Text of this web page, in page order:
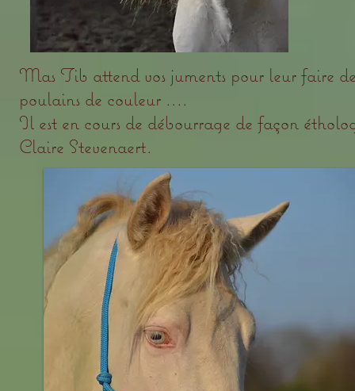
Mas Tib attend vos juments pour leur faire
poulains de couleur ....
Il est en cours de débourrage de façon
Claire Stevenaert.